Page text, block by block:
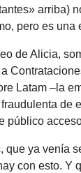
arriba)
pero es una
de Alicia,
Latam –la
de
público
ya venía
con esto. Y